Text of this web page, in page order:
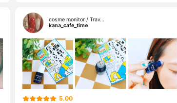
cosme monitor / Trav…
kana_cafe_time
5.00